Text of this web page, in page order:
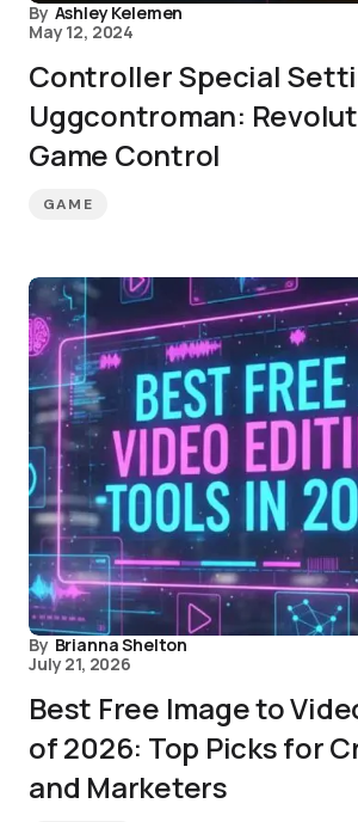
By Ashley Kelemen
May 12, 2024
Controller Special
Uggcontroman:
Game Control
GAME
By Brianna Shelton
July 21, 2026
Best Free Image to
of 2026: Top Picks for
and Marketers